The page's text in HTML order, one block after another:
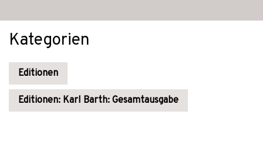
Kategorien
Editionen
Editionen: Karl Barth: Gesamtausgabe